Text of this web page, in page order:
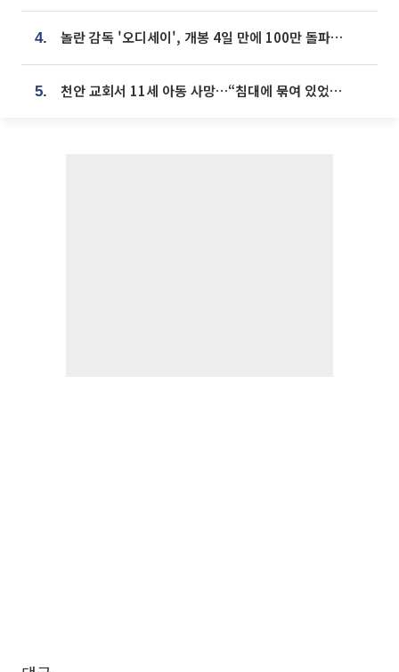
4. 놀란 감독 '오디세이', 개봉 4일 만에 100만 돌파⋯'왕사남' 보다 빠르다
5. 천안 교회서 11세 아동 사망…“침대에 묶여 있었다” 진술 확보